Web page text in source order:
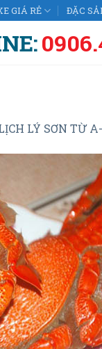
GIÁ RẺ ĐẶC
LÝ SƠN TỪ